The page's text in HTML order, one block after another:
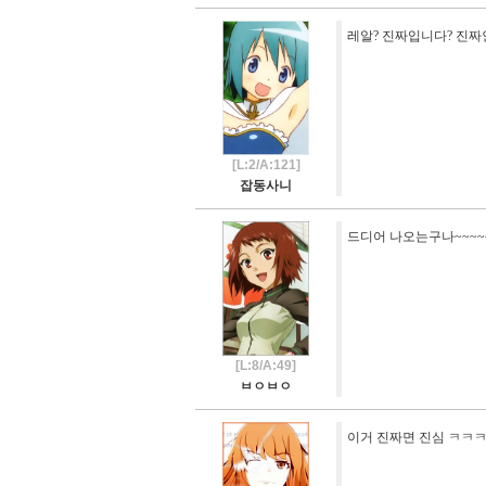
[L:2/A:121]
잡동사니
레알? 진짜입니다? 진짜
[L:8/A:49]
ㅂㅇㅂㅇ
드디어 나오는구나
이거 진짜면 진심 ㅋㅋ